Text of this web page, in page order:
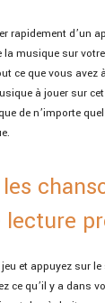
rapidement d’un
la musique sur
ce que vous avez
à jouer sur
de n’importe
et appuyez sur
ce qu’il y a dans